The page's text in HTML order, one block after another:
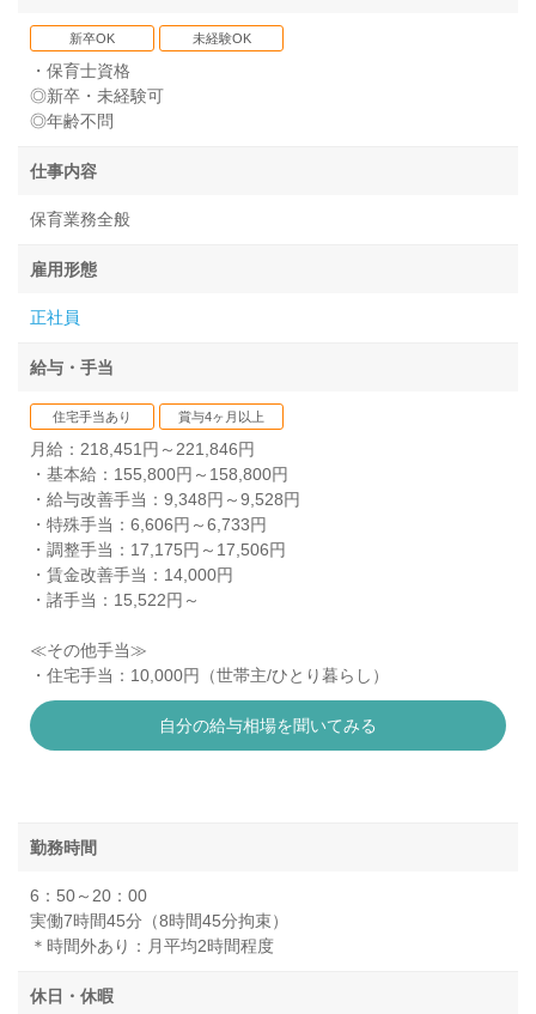
新卒OK 未経験OK
・保育士資格
◎新卒・未経験可
◎年齢不問
仕事内容
保育業務全般
雇用形態
正社員
給与・手当
住宅手当あり 賞与4ヶ月以上
月給：218,451円～221,846円
・基本給：155,800円～158,800円
・給与改善手当：9,348円～9,528円
・特殊手当：6,606円～6,733円
・調整手当：17,175円～17,506円
・賃金改善手当：14,000円
・諸手当：15,522円～
≪その他手当≫
・住宅手当：10,000円（世帯主/ひとり暮らし）
自分の給与相場を聞いてみる
勤務時間
6：50～20：00
実働7時間45分（8時間45分拘束）
＊時間外あり：月平均2時間程度
休日・休暇